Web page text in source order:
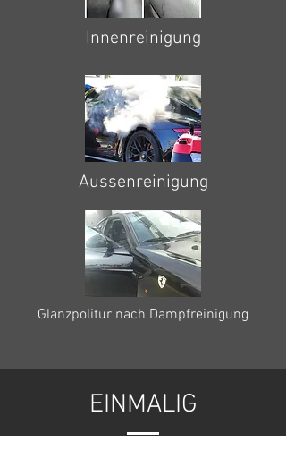
Innenreinigung
Aussenreinigung
Glanzpolitur nach Dampfreinigung
EINMALIG